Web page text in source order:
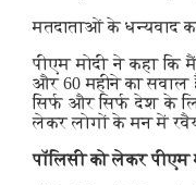
मतदाताओं के धन्यवाद
पीएम मोदी ने कहा
और 60 महीने का सवाल
सिर्फ और सिर्फ देश के
लेकर लोगों के मन में
पॉलिसी को लेकर पीएम